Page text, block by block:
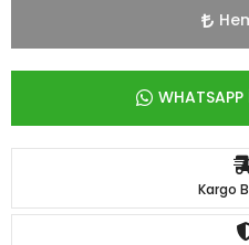
WHATSAPP
Kargo